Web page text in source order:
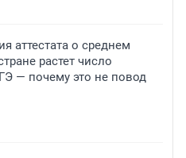
аттестата о среднем
растет число
— почему это не повод